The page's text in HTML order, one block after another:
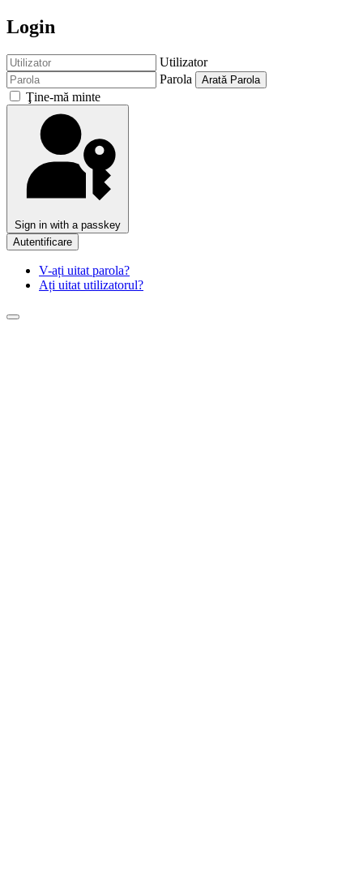
Login
Utilizator
Parola
Arată Parola
Ţine-mă minte
Sign in with a passkey
Autentificare
V-ați uitat parola?
Ați uitat utilizatorul?